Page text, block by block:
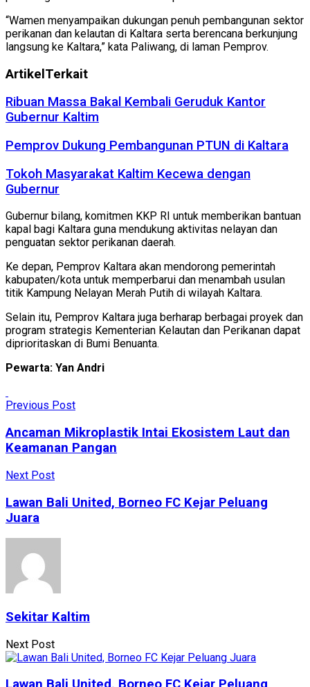
“Wamen menyampaikan dukungan penuh pembangunan sektor
perikanan dan kelautan di Kaltara serta berencana berkunjung
langsung ke Kaltara,” kata Paliwang, di laman Pemprov.
ArtikelTerkait
Ribuan Massa Bakal Kembali Geruduk Kantor
Gubernur Kaltim
Pemprov Dukung Pembangunan PTUN di Kaltara
Tokoh Masyarakat Kaltim Kecewa dengan
Gubernur
Gubernur bilang, komitmen KKP RI untuk memberikan bantuan
kapal bagi Kaltara guna mendukung aktivitas nelayan dan
penguatan sektor perikanan daerah.
Ke depan, Pemprov Kaltara akan mendorong pemerintah
kabupaten/kota untuk memperbarui dan menambah usulan
titik Kampung Nelayan Merah Putih di wilayah Kaltara.
Selain itu, Pemprov Kaltara juga berharap berbagai proyek dan
program strategis Kementerian Kelautan dan Perikanan dapat
diprioritaskan di Bumi Benuanta.
Pewarta: Yan Andri
Previous Post
Ancaman Mikroplastik Intai Ekosistem Laut dan
Keamanan Pangan
Next Post
Lawan Bali United, Borneo FC Kejar Peluang
Juara
Sekitar Kaltim
Next Post